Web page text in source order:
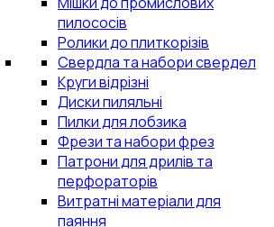
пилососів
Ролики до плиткорізів
Свердла та набори свердел
Круги відрізні
Диски пиляльні
Пилки для лобзика
Фрези та набори фрез
Патрони для дрилів та
перфораторів
Витратні матеріали для
паяння